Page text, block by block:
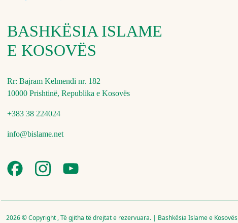
BASHKËSIA ISLAME
E KOSOVËS
Rr: Bajram Kelmendi nr. 182
10000 Prishtinë, Republika e Kosovës
+383 38 224024
info@bislame.net
2026 © Copyright , Të gjitha të drejtat e rezervuara. | Bashkësia Islame e Kosovës